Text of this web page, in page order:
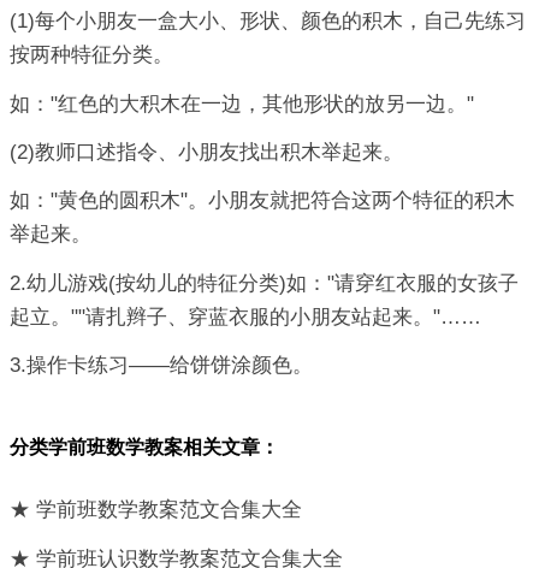
(1)每个小朋友一盒大小、形状、颜色的积木，自己先练习
按两种特征分类。
如："红色的大积木在一边，其他形状的放另一边。"
(2)教师口述指令、小朋友找出积木举起来。
如："黄色的圆积木"。小朋友就把符合这两个特征的积木
举起来。
2.幼儿游戏(按幼儿的特征分类)如："请穿红衣服的女孩子
起立。""请扎辫子、穿蓝衣服的小朋友站起来。"……
3.操作卡练习——给饼饼涂颜色。
分类学前班数学教案相关文章：
★ 学前班数学教案范文合集大全
★ 学前班认识数学教案范文合集大全